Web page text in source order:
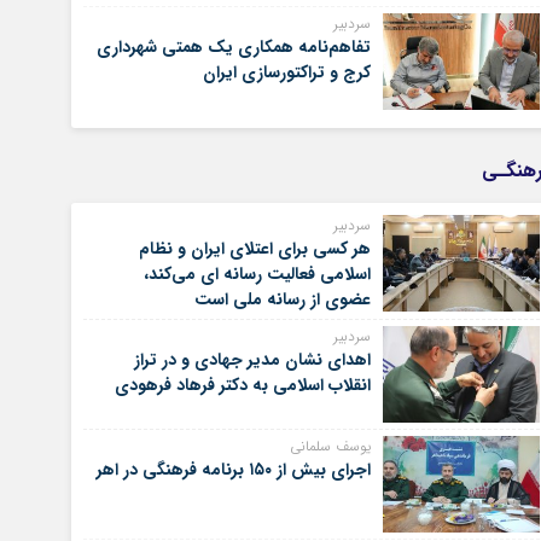
سردبیر
تفاهم‌نامه همکاری یک همتی شهرداری
کرج و تراکتورسازی ایران
سردبیر
هر کسی برای اعتلای ایران و نظام
اسلامی فعالیت رسانه ای می‌کند،
عضوی از رسانه ملی است
سردبیر
اهدای نشان مدیر جهادی و در تراز
انقلاب اسلامی به دکتر فرهاد فرهودی
یوسف سلمانی
اجرای بیش از ۱۵۰ برنامه فرهنگی در اهر